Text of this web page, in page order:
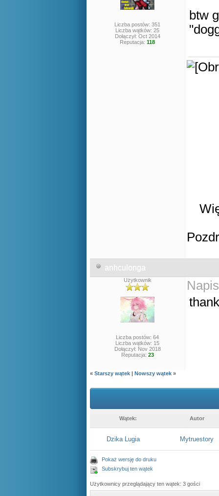
Liczba postów: 351
Liczba wątków: 25
Dołączył: Oct 2014
Reputacja: 118
btw
anhculonga
Użytkownik
Liczba postów: 64
Liczba wątków: 15
Dołączył: Nov 2018
Reputacja: 23
« Starszy wątek | Nowszy wątek »
Wątek: Autor
Dzika Lugia Mytruestory
Pokaż wersję do druku
Subskrybuj ten wątek
Użytkownicy przeglądający ten wątek: 3 gości